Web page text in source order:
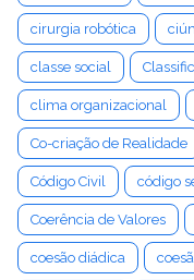
cirurgia robótica
classe social
clima organizacional
Co-criação de Realidade
Código Civil código
Coerência de Valores
coesão diádica